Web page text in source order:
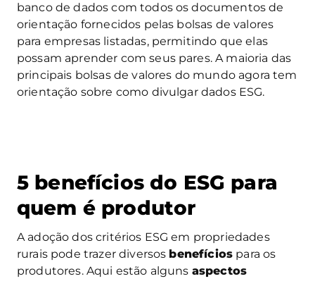
banco de dados com todos os documentos de
orientação fornecidos pelas bolsas de valores
para empresas listadas, permitindo que elas
possam aprender com seus pares. A maioria das
principais bolsas de valores do mundo agora tem
orientação sobre como divulgar dados ESG.
5 benefícios do ESG para
quem é produtor
A adoção dos critérios ESG em propriedades
rurais pode trazer diversos benefícios para os
produtores. Aqui estão alguns aspectos